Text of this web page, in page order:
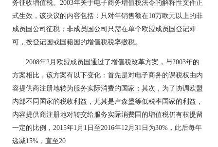
务征收增值税。2003年关于电子商务增值税法令的解释性文件正
式生效，该决议的内容包括：只对年销售额在10万欧元以上的非
成员国公司征税；非成员国公司只需在单个欧盟成员国登记即
可，按登记国或国籍国的增值税税率缴税。
2008年2月欧盟成员国通过了增值税改革方案，与2003年的
方案相比，该方案有以下变化：首先是对电子商务的课税权由内
容提供商注册地转为服务实际消费的国家；其次，为了协调欧盟
内部不同国家的税收利益，尤其是卢森堡等低税率国家的利益，
内容提供商注册地对转交给服务实际消费国的增值税仍有权提留
一定的比例，2015年1月1日至2016年12月31日为30%，此后每年
递减15%，直至20